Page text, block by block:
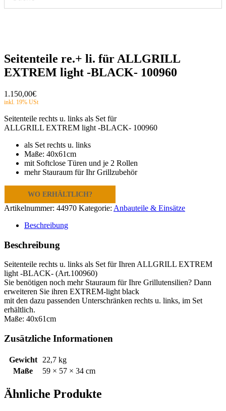
Seitenteile re.+ li. für ALLGRILL
EXTREM light -BLACK- 100960
1.150,00€
Seitenteile rechts u. links als Set für
ALLGRILL EXTREM light -BLACK- 100960
als Set rechts u. links
Maße: 40x61cm
mit Softclose Türen und je 2 Rollen
mehr Stauraum für Ihr Grillzubehör
WO ERHÄLTLICH?
Artikelnummer: 44970 Kategorie: Anbauteile & Einsätze
Beschreibung
Beschreibung
Seitenteile rechts u. links als Set für Ihren ALLGRILL EXTREM
light -BLACK- (Art.100960)
Sie benötigen noch mehr Stauraum für Ihre Grillutensilien? Dann
erweiteren Sie ihren EXTREM-light black
mit den dazu passenden Unterschränken rechts u. links, im Set
erhältlich.
Maße: 40x61cm
Zusätzliche Informationen
Gewicht
22,7 kg
Maße
59 × 57 × 34 cm
Ähnliche Produkte